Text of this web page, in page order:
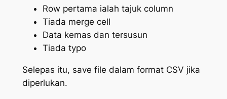
Row pertama ialah tajuk column
Tiada merge cell
Data kemas dan tersusun
Tiada typo
Selepas itu, save file dalam format CSV jika
diperlukan.